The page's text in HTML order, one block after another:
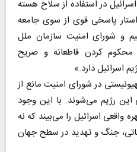
در استفاده از سلاح هسته‌
پاسخی قوی از سوی جامعه
و شورای امنیت سازمان ملل
کردن قاطعانه و صریح
اسرائیل دارد.»
در شورای امنیت مانع از
رژیم می‌شوند. با این وجود
واقعی اسرائیل را می‌بیند که نه
جنگ و تهدید در سطح جهان